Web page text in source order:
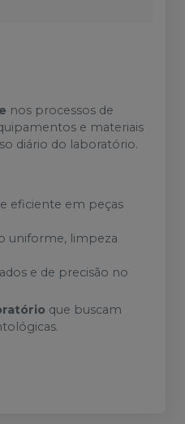
nos processos de
e materiais
diário do laboratório.
eficiente em peças
uniforme, limpeza
e de precisão no
que buscam